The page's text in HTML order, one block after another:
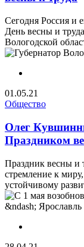
Сегодня Россия и
День весны и
Вологодской
01.05.21
Общество
Олег
Праздником
Праздник весны и
стремление к
устойчивому